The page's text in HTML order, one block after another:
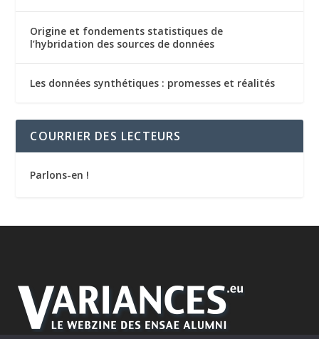
Origine et fondements statistiques de
l’hybridation des sources de données
Les données synthétiques : promesses et réalités
COURRIER DES LECTEURS
Parlons-en !